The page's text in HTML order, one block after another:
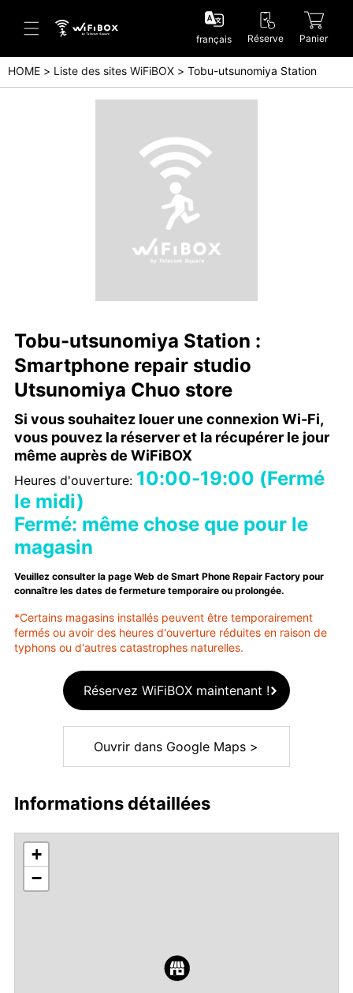
Aide/Contactez-nous
Centre d'aide (English)
français Réserve Panier
HOME Liste des sites WiFiBOX Tobu-utsunomiya Station
Tobu-utsunomiya Station :
Smartphone repair studio
Utsunomiya Chuo store
Si vous souhaitez louer une connexion Wi-Fi,
vous pouvez la réserver et la récupérer le jour
même auprès de WiFiBOX
Heures d'ouverture: 10:00-19:00 (Fermé
le midi)
Fermé: même chose que pour le
magasin
Veuillez consulter la page Web de Smart Phone Repair Factory pour
connaître les dates de fermeture temporaire ou prolongée.
*Certains magasins installés peuvent être temporairement
fermés ou avoir des heures d'ouverture réduites en raison de
typhons ou d'autres catastrophes naturelles.
Réservez WiFiBOX maintenant !
Ouvrir dans Google Maps >
Informations détaillées
+
−